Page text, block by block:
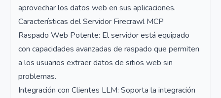
aprovechar los datos web en sus aplicaciones.
Características del Servidor Firecrawl MCP
Raspado Web Potente: El servidor está equipado
con capacidades avanzadas de raspado que permiten
a los usuarios extraer datos de sitios web sin
problemas.
Integración con Clientes LLM: Soporta la integración